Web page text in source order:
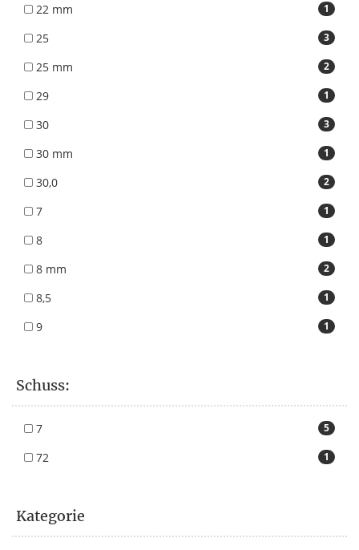
1
22 mm
3
25
2
25 mm
1
29
3
30
1
30 mm
2
30,0
1
7
1
8
2
8 mm
1
8,5
1
9
Schuss:
5
7
1
72
Kategorie